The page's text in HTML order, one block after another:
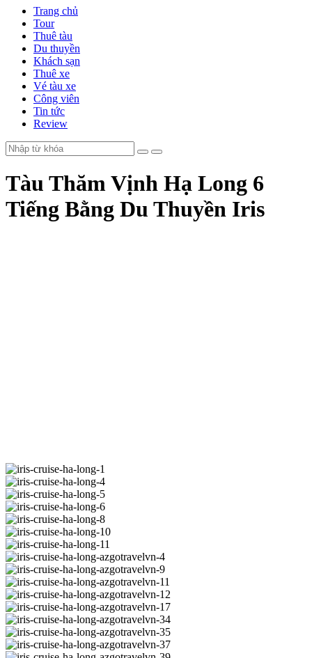
Trang chủ
Tour
Thuê tàu
Du thuyền
Khách sạn
Thuê xe
Vé tàu xe
Công viên
Tin tức
Review
Tàu Thăm Vịnh Hạ Long 6
Tiếng Bằng Du Thuyền Iris